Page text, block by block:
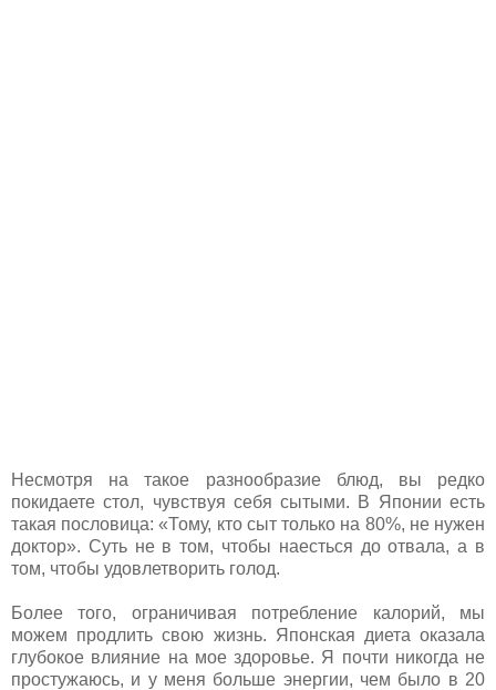
Несмотря на такое разнообразие блюд, вы редко
покидаете стол, чувствуя себя сытыми. В Японии есть
такая пословица: «Тому, кто сыт только на 80%, не нужен
доктор». Суть не в том, чтобы наесться до отвала, а в
том, чтобы удовлетворить голод.
Более того, ограничивая потребление калорий, мы
можем продлить свою жизнь. Японская диета оказала
глубокое влияние на мое здоровье. Я почти никогда не
простужаюсь, и у меня больше энергии, чем было в 20